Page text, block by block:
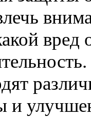
и